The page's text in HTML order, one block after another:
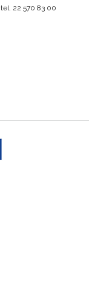
tel. 22 570 83 00